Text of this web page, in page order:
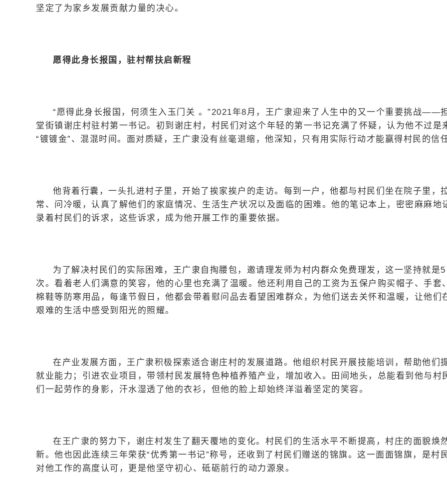
坚定了为家乡发展贡献力量的决心。
愿得此身长报国，驻村帮扶启新程
“愿得此身长报国，何须生入玉门关 。”2021年8月，王广隶迎来了人生中的又一个重要挑战——
堂街镇谢庄村驻村第一书记。初到谢庄村，村民们对这个年轻的第一书记充满了怀疑，认为他不过是
“镀镀金”、混混时间。面对质疑，王广隶没有丝毫退缩，他深知，只有用实际行动才能赢得村民的信任
他背着行囊，一头扎进村子里，开始了挨家挨户的走访。每到一户，他都与村民们坐在院子里，
常、问冷暖，认真了解他们的家庭情况、生活生产状况以及面临的困难。他的笔记本上，密密麻麻地
录着村民们的诉求，这些诉求，成为他开展工作的重要依据。
为了解决村民们的实际困难，王广隶自掏腰包，邀请理发师为村内群众免费理发，这一坚持就是5
次。看着老人们满意的笑容，他的心里也充满了温暖。他还利用自己的工资为五保户购买帽子、手套、
棉鞋等防寒用品，每逢节假日，他都会带着慰问品去看望困难群众，为他们送去关怀和温暖，让他们
艰难的生活中感受到阳光的照耀。
在产业发展方面，王广隶积极探索适合谢庄村的发展道路。他组织村民开展技能培训，帮助他们
就业能力；引进农业项目，带领村民发展特色种植养殖产业，增加收入。田间地头，总能看到他与村
们一起劳作的身影，汗水湿透了他的衣衫，但他的脸上却始终洋溢着坚定的笑容。
在王广隶的努力下，谢庄村发生了翻天覆地的变化。村民们的生活水平不断提高，村庄的面貌焕
新。他也因此连续三年荣获“优秀第一书记”称号，还收到了村民们赠送的锦旗。这一面面锦旗，是村
对他工作的高度认可，更是他坚守初心、砥砺前行的动力源泉。